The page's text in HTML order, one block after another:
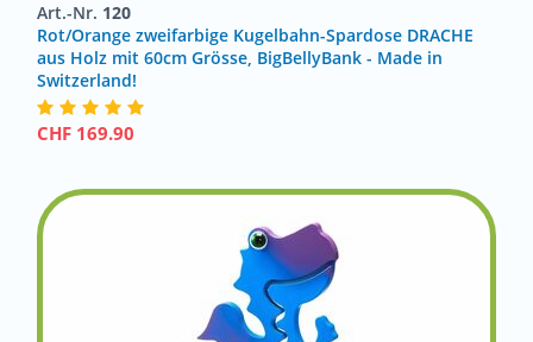
Art.-Nr. 120
Rot/Orange zweifarbige Kugelbahn-Spardose DRACHE
aus Holz mit 60cm Grösse, BigBellyBank - Made in
Switzerland!
CHF 169.90